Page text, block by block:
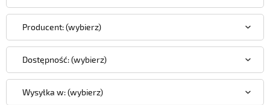
Producent: (wybierz)
Dostępność: (wybierz)
Wysyłka w: (wybierz)